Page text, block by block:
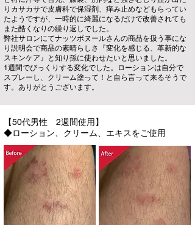
りカサカサで皮膚科で保湿剤、痒み止めなどもらってい
たようですが、一時的に綺麗になるだけで改善されても
また酷くなりの繰り返しでした。
弊社サロンにてナッツボヌールさんの商品を扱う事にな
り説明会で商品の素晴らしさ『変化を感じる、革新的な
スキンケア』と知り孫に使わせたいと思いました。
1週間でびっくりする変化でした。ローションは自分で
スプレーし、クリーム塗って！と自ら言って来るそうで
す。ありがとうございます。
【50代男性 2週間使用】
◆ローション、クリーム、エキスをご使用